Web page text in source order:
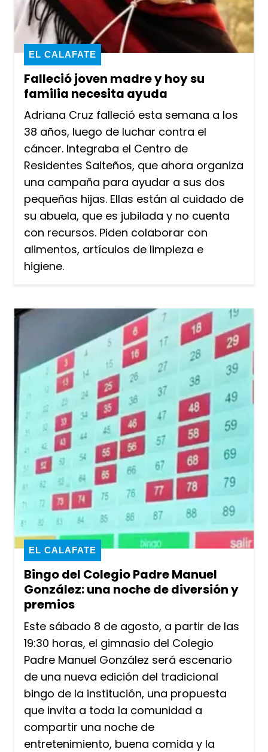
Falleció joven madre y hoy su
familia necesita ayuda
EL CALAFATE
Adriana Cruz falleció esta semana a los
38 años, luego de luchar contra el
cáncer. Integraba el Centro de
Residentes Salteños, que ahora organiza
una campaña para ayudar a sus dos
pequeñas hijas. Ellas están al cuidado de
su abuela, que es jubilada y no cuenta
con recursos. Piden colaborar con
alimentos, artículos de limpieza e
higiene.
Bingo del Colegio Padre Manuel
González: una noche de diversión y
premios
EL CALAFATE
Este sábado 8 de agosto, a partir de las
19:30 horas, el gimnasio del Colegio
Padre Manuel González será escenario
de una nueva edición del tradicional
bingo de la institución, una propuesta
que invita a toda la comunidad a
compartir una noche de
entretenimiento, buena comida y la